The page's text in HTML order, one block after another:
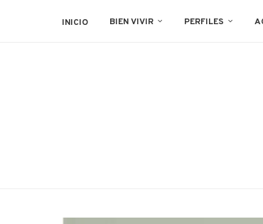
INICIO BIEN VIVIR PERFILES